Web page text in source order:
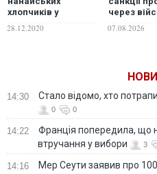
хлопчиків у
Виграє Кремль,
28.12.2020
через
Росією та
07.08.2026
14:30 Стало відомо, хто
0 0
14:22
Франція попередила, що
втручання у вибори
3
14:16
Мер Сеути заявив про 100